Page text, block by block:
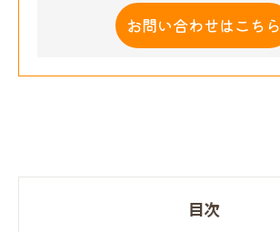
お問い合わせはこちら
目次